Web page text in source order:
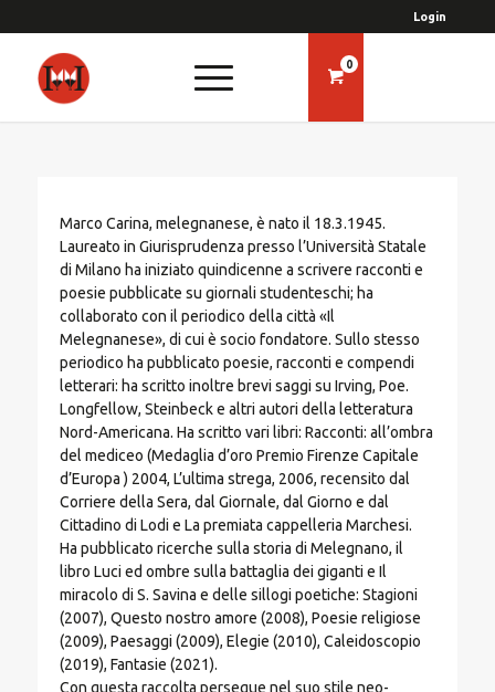
Login
0
Marco Carina, melegnanese, è nato il 18.3.1945.
Laureato in Giurisprudenza presso l’Università Statale
di Milano ha iniziato quindicenne a scrivere racconti e
poesie pubblicate su giornali studenteschi; ha
collaborato con il periodico della città «Il
Melegnanese», di cui è socio fondatore. Sullo stesso
periodico ha pubblicato poesie, racconti e compendi
letterari: ha scritto inoltre brevi saggi su Irving, Poe.
Longfellow, Steinbeck e altri autori della letteratura
Nord-Americana. Ha scritto vari libri: Racconti: all’ombra
del mediceo (Medaglia d’oro Premio Firenze Capitale
d’Europa ) 2004, L’ultima strega, 2006, recensito dal
Corriere della Sera, dal Giornale, dal Giorno e dal
Cittadino di Lodi e La premiata cappelleria Marchesi.
Ha pubblicato ricerche sulla storia di Melegnano, il
libro Luci ed ombre sulla battaglia dei giganti e Il
miracolo di S. Savina e delle sillogi poetiche: Stagioni
(2007), Questo nostro amore (2008), Poesie religiose
(2009), Paesaggi (2009), Elegie (2010), Caleidoscopio
(2019), Fantasie (2021).
Con questa raccolta persegue nel suo stile neo-